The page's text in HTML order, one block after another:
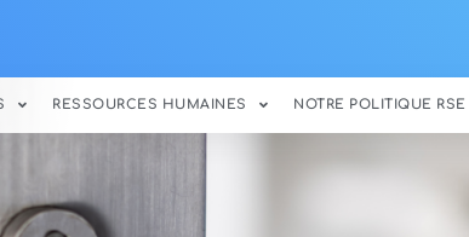
RESSOURCES HUMAINES NOTRE POLITIQUE RSE